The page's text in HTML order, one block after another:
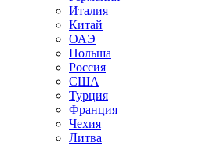
Италия
Китай
ОАЭ
Польша
Россия
США
Турция
Франция
Чехия
Литва